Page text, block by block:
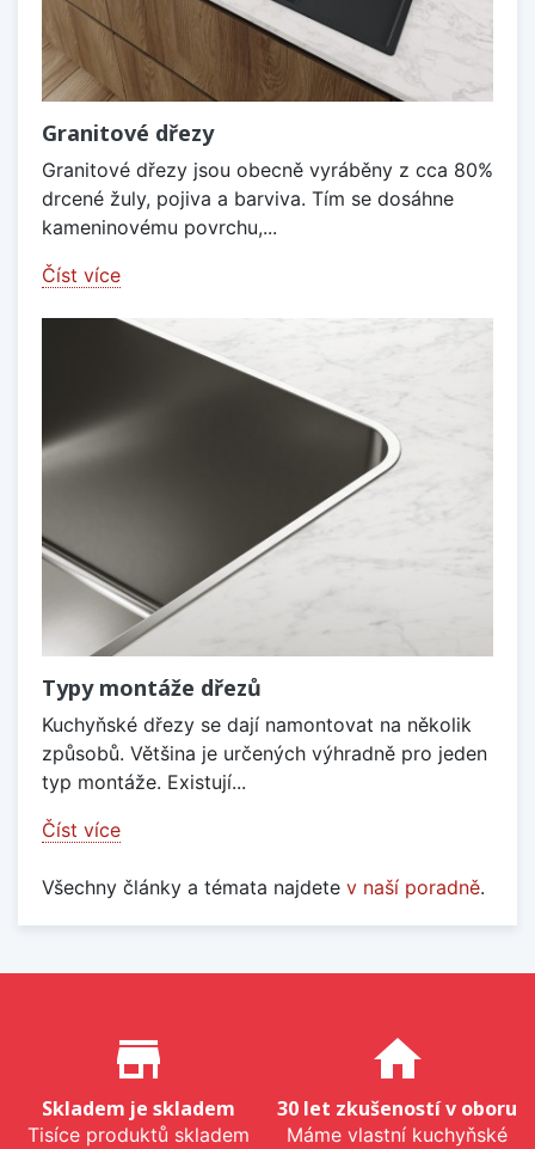
Granitové dřezy
Granitové dřezy jsou obecně vyráběny z cca 80%
drcené žuly, pojiva a barviva. Tím se dosáhne
kameninovému povrchu,...
Číst více
Typy montáže dřezů
Kuchyňské dřezy se dají namontovat na několik
způsobů. Většina je určených výhradně pro jeden
typ montáže. Existují...
Číst více
Všechny články a témata najdete v naší poradně.
Proč nakupovat u nás?
store_mall_directory
Skladem je skladem
Tisíce produktů skladem
home
30 let zkušeností v oboru
Máme vlastní kuchyňské